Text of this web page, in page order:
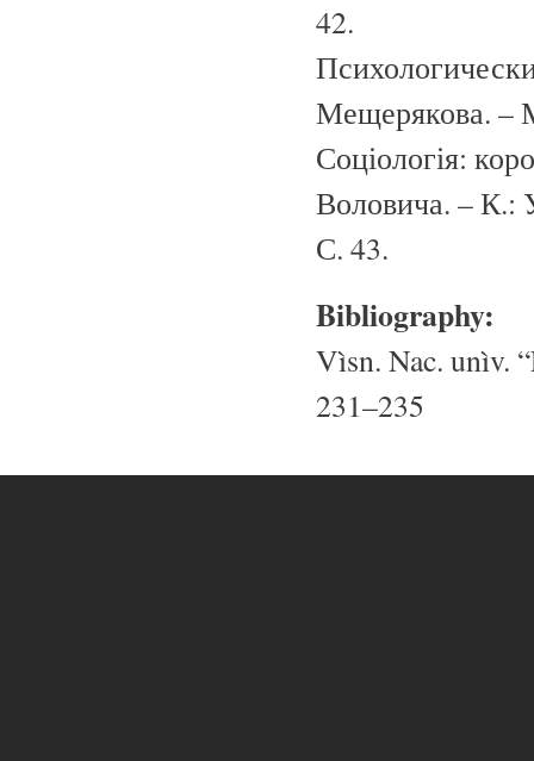
42.
Мещерякова. –
Соціологія:
Воловича. – К.:
С. 43.
Bibliography:
Vìsn. Nac. unìv.
231–235